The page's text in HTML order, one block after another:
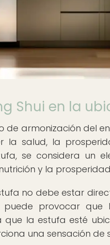
Shui en la
de armonización del
salud, la
se considera un
y la
no debe estar
provocar que
que la estufa esté
una sensación de